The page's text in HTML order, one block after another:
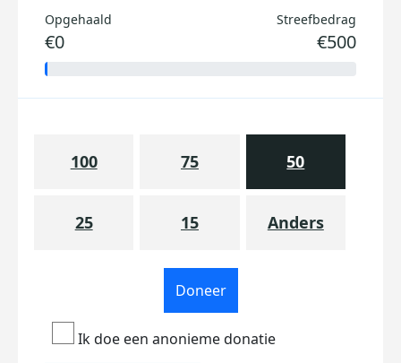
Opgehaald
€0
Streefbedrag
€500
100 75 50
25 15 Anders
Doneer
Ik doe een anonieme donatie